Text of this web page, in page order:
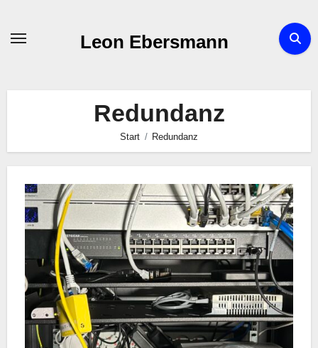
Leon Ebersmann
Redundanz
Start Redundanz